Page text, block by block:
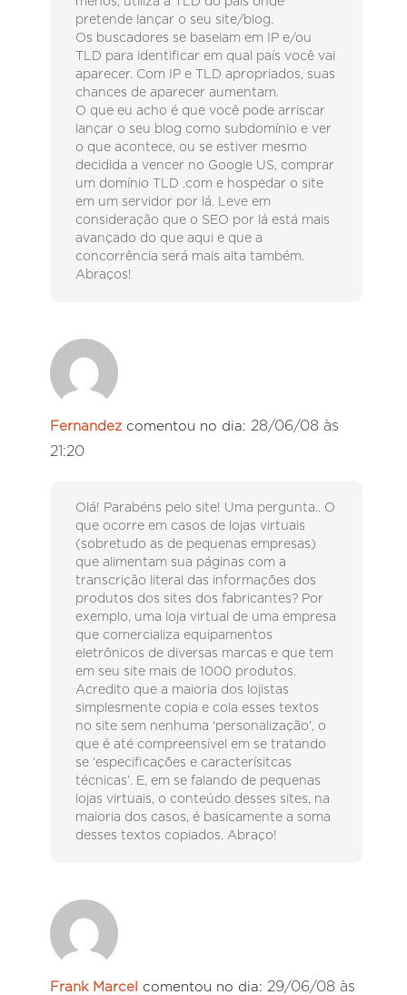
pretende lançar o seu site/blog.
Os buscadores se baseiam em IP e/ou
TLD para identificar em qual país você vai
aparecer. Com IP e TLD apropriados, suas
chances de aparecer aumentam.
O que eu acho é que você pode arriscar
lançar o seu blog como subdomínio e ver
o que acontece, ou se estiver mesmo
decidida a vencer no Google US, comprar
um domínio TLD .com e hospedar o site
em um servidor por lá. Leve em
consideração que o SEO por lá está mais
avançado do que aqui e que a
concorrência será mais alta também.
Abraços!
Fernandez comentou no dia: 28/06/08 às
21:20
Olá! Parabéns pelo site! Uma pergunta.. O
que ocorre em casos de lojas virtuais
(sobretudo as de pequenas empresas)
que alimentam sua páginas com a
transcrição literal das informações dos
produtos dos sites dos fabricantes? Por
exemplo, uma loja virtual de uma empresa
que comercializa equipamentos
eletrônicos de diversas marcas e que tem
em seu site mais de 1000 produtos.
Acredito que a maioria dos lojistas
simplesmente copia e cola esses textos
no site sem nenhuma ‘personalização’, o
que é até compreensível em se tratando
se ‘especificações e caracterísitcas
técnicas’. E, em se falando de pequenas
lojas virtuais, o conteúdo desses sites, na
maioria dos casos, é basicamente a soma
desses textos copiados. Abraço!
Frank Marcel comentou no dia: 29/06/08 às